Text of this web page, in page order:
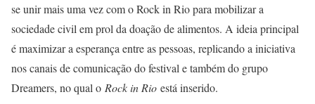
se unir mais uma vez com o Rock in Rio para mobilizar a
sociedade civil em prol da doação de alimentos. A ideia principal
é maximizar a esperança entre as pessoas, replicando a iniciativa
nos canais de comunicação do festival e também do grupo
Dreamers, no qual o Rock in Rio está inserido.